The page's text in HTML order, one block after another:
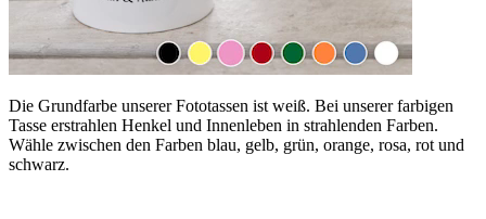
Die Grundfarbe unserer Fototassen ist weiß. Bei unserer farbigen
Tasse erstrahlen Henkel und Innenleben in strahlenden Farben.
Wähle zwischen den Farben blau, gelb, grün, orange, rosa, rot und
schwarz.